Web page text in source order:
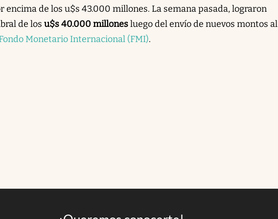
encima de los u$s 43.000 millones. La semana pasada, lograron
de los u$s 40.000 millonesluego del envío de nuevos montos
Monetario Internacional (FMI).